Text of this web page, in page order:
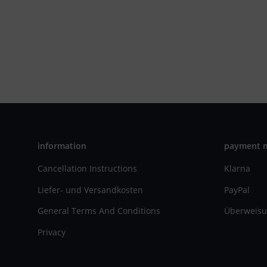
information
Cancellation Instructions
Liefer- und Versandkosten
General Terms And Conditions
Privacy
payment
Klarna
PayPal